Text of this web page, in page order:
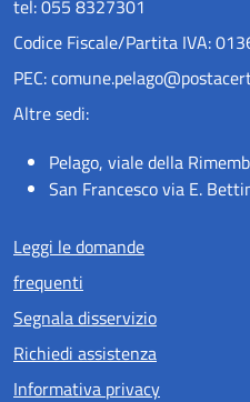
tel: 055 8327301
Codice Fiscale/Partita IVA:
PEC:
Altre sedi:
Pelago, viale della
San Francesco via E.
Menu piè di
Leggi le domande
frequenti
Segnala disservizio
Richiedi assistenza
Informativa privacy